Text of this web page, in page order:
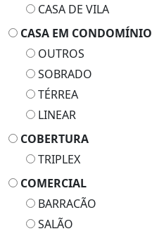
CASA DE VILA
CASA EM CONDOMÍNIO
OUTROS
SOBRADO
TÉRREA
LINEAR
COBERTURA
TRIPLEX
COMERCIAL
BARRACÃO
SALÃO